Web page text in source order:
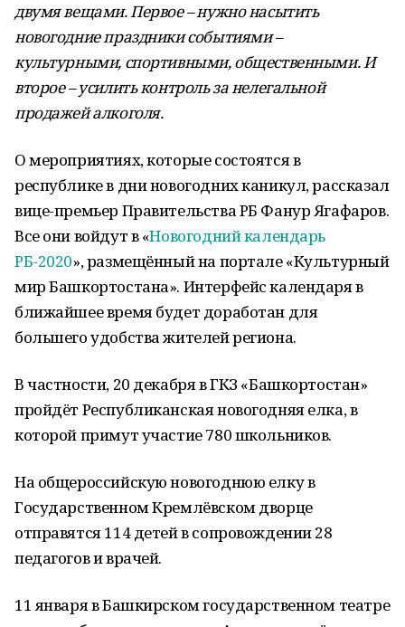
двумя вещами. Первое – нужно насытить
новогодние праздники событиями –
культурными, спортивными, общественными. И
второе – усилить контроль за нелегальной
продажей алкоголя.
О мероприятиях, которые состоятся в
республике в дни новогодних каникул, рассказал
вице-премьер Правительства РБ Фанур Ягафаров.
Все они войдут в «Новогодний календарь
РБ-2020», размещённый на портале «Культурный
мир Башкортостана». Интерфейс календаря в
ближайшее время будет доработан для
большего удобства жителей региона.
В частности, 20 декабря в ГКЗ «Башкортостан»
пройдёт Республиканская новогодняя елка, в
которой примут участие 780 школьников.
На общероссийскую новогоднюю елку в
Государственном Кремлёвском дворце
отправятся 114 детей в сопровождении 28
педагогов и врачей.
11 января в Башкирском государственном театре